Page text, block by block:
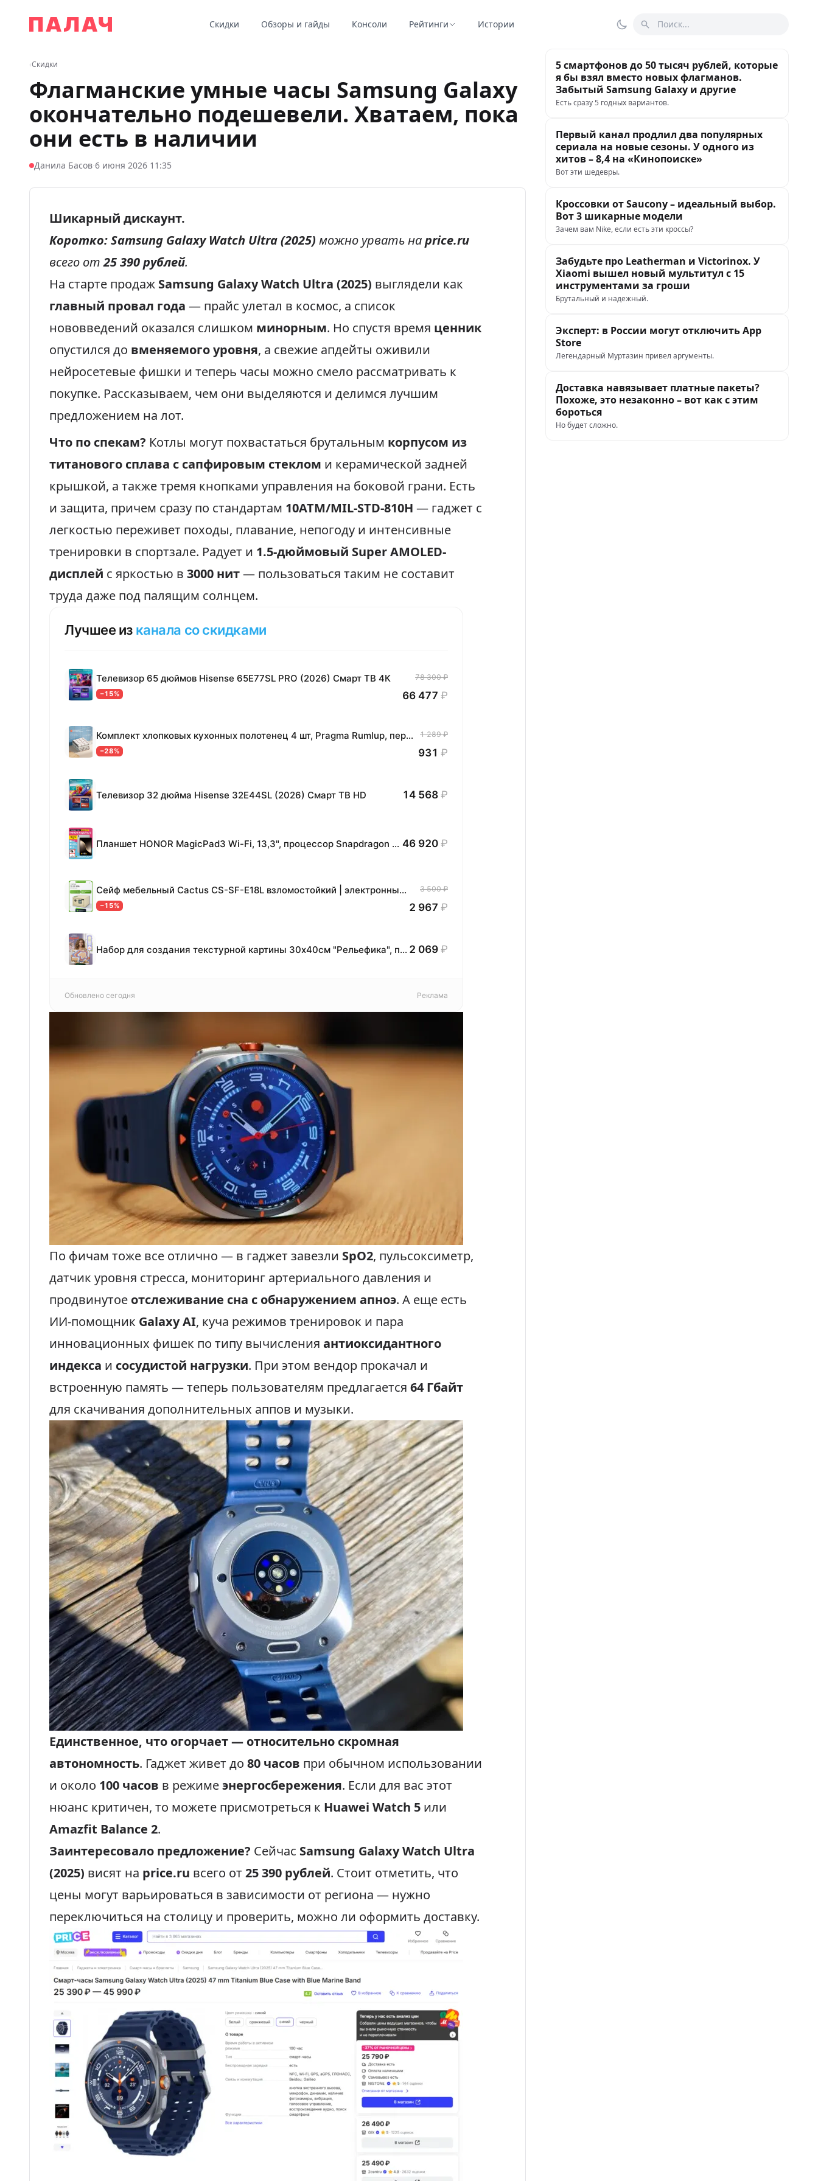
Палач
Скидки Обзоры и гайды Консоли Рейтинги Истории Переключить тему
Поиск
‹Скидки
Флагманские умные часы Samsung Galaxy
окончательно подешевели. Хватаем, пока
они есть в наличии
Данила Басов·6 июня 2026 11:35
Шикарный дискаунт.
Коротко:Samsung Galaxy Watch Ultra (2025) можно урвать наprice.ru
всего от25 390 рублей.
На старте продаж Samsung Galaxy Watch Ultra (2025) выглядели как
главный провал года — прайс улетал в космос, а список
нововведений оказался слишком минорным. Но спустя время ценник
опустился до вменяемого уровня, а свежие апдейты оживили
нейросетевые фишки и теперь часы можно смело рассматривать к
покупке. Рассказываем, чем они выделяются и делимся лучшим
предложением на лот.
Что по спекам? Котлы могут похвастаться брутальным корпусом из
титанового сплава с сапфировым стеклом и керамической задней
крышкой, а также тремя кнопками управления на боковой грани. Есть
и защита, причем сразу по стандартам 10ATM/MIL-STD-810H — гаджет с
легкостью переживет походы, плавание, непогоду и интенсивные
тренировки в спортзале. Радует и 1.5-дюймовый Super AMOLED-
дисплей с яркостью в 3000 нит— пользоваться таким не составит
труда даже под палящим солнцем.
Лучшее из канала со скидками
Телевизор 65 дюймов Hisense 65E77SL PRO (2026) Смарт ТВ 4К
−15%
78 300 ₽
66 477 ₽
Комплект хлопковых кухонных полотенец 4 шт, Pragma Rumlup, переменчивый белый
−28%
1 289 ₽
931 ₽
Телевизор 32 дюйма Hisense 32E44SL (2026) Смарт ТВ HD 14 568 ₽
Планшет HONOR MagicPad3 Wi-Fi, 13,3", процессор Snapdragon 8, 16ГБ/512ГБ, EU 46 920 ₽
Сейф мебельный Cactus CS-SF-E18L взломостойкий | электронный замок, стальной, 170x260x230 мм
−15%
3 500 ₽
2 967 ₽
Набор для создания текстурной картины 30х40см "Рельефика", пастельная палитра 2 069 ₽
Обновлено сегодня Реклама
По фичам тоже все отлично — в гаджет завезли SpO2, пульсоксиметр,
датчик уровня стресса, мониторинг артериального давления и
продвинутое отслеживание сна с обнаружением апноэ. А еще есть
ИИ-помощник Galaxy AI, куча режимов тренировок и пара
инновационных фишек по типу вычисления антиоксидантного
индекса и сосудистой нагрузки. При этом вендор прокачал и
встроенную память — теперь пользователям предлагается 64 Гбайт
для скачивания дополнительных аппов и музыки.
Единственное, что огорчает — относительно скромная
автономность. Гаджет живет до 80 часов при обычном использовании
и около 100 часов в режимеэнергосбережения. Если для вас этот
нюанс критичен, то можете присмотреться к Huawei Watch 5 или
Amazfit Balance 2.
Заинтересовало предложение? Сейчас Samsung Galaxy Watch Ultra
(2025) висят на price.ru всего от 25 390 рублей. Стоит отметить, что
цены могут варьироваться в зависимости от региона — нужно
переключиться на столицу и проверить, можно ли оформить доставку.
5 смартфонов до 50 тысяч рублей, которые
я бы взял вместо новых флагманов.
Забытый Samsung Galaxy и другие
Есть сразу 5 годных вариантов.
Первый канал продлил два популярных
сериала на новые сезоны. У одного из
хитов – 8,4 на «Кинопоиске»
Вот эти шедевры.
Кроссовки от Saucony – идеальный выбор.
Вот 3 шикарные модели
Зачем вам Nike, если есть эти кроссы?
Забудьте про Leatherman и Victorinox. У
Xiaomi вышел новый мультитул с 15
инструментами за гроши
Брутальный и надежный.
Эксперт: в России могут отключить App
Store
Легендарный Муртазин привел аргументы.
Доставка навязывает платные пакеты?
Похоже, это незаконно – вот как с этим
бороться
Но будет сложно.